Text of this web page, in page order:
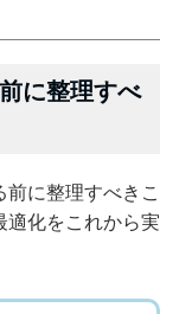
に整理すべ
に整理すべきこ
適化をこれから実